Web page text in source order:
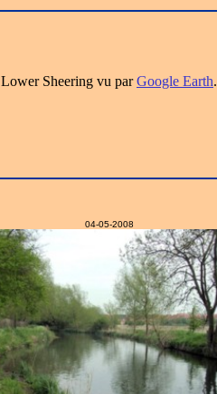
Lower Sheering vu parGoogle Earth.
04-05-2008